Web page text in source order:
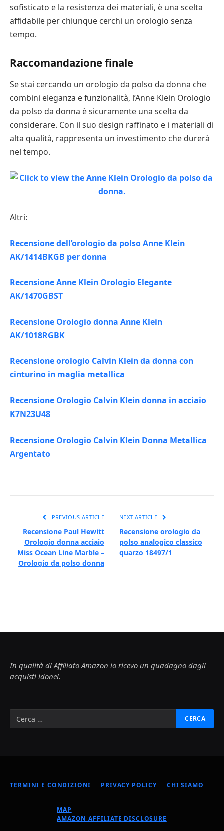
sofisticato e la resistenza dei materiali, è una scelta
affidabile per chiunque cerchi un orologio senza
tempo.
Raccomandazione finale
Se stai cercando un orologio da polso da donna che
combini eleganza e funzionalità, l’Anne Klein Orologio
da polso da donna è sicuramente una scelta da
considerare. Con il suo design raffinato e i materiali di
alta qualità, rappresenta un investimento che durerà
nel tempo.
Altri:
Recensione dell’orologio da polso Anne Klein
AK/1414BKGB per donna
Recensione Anne Klein Orologio Elegante
AK/1470GBST
Recensione Orologio donna Anne Klein
AK/1018RGBK
Recensione orologio Calvin Klein da donna con
cinturino in maglia metallica
Recensione Orologio Calvin Klein donna in acciaio
K7N23U48
Recensione Orologio Calvin Klein Donna Metallica
Argentato
PREVIOUS ARTICLE
Recensione Paul Hewitt
Orologio donna acciaio
Miss Ocean Line Marble –
Orologio da polso donna
NEXT ARTICLE
Recensione orologio da
polso analogico classico
quarzo 18497/1
In qualità di Affiliato Amazon io ricevo un guadagno dagli
acquisti idonei.
TERMINI E CONDIZIONI PRIVACY POLICY CHI SIAMO
MAP
AMAZON AFFILIATE DISCLOSURE